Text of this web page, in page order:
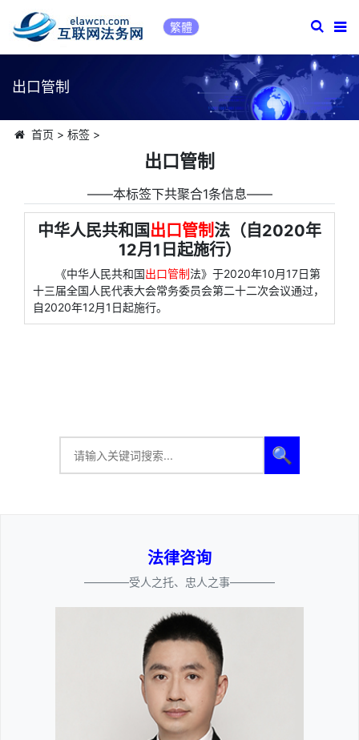
繁體
出口管制
首页 > 标签>
出口管制
――本标签下共聚合1条信息――
中华人民共和国 出口管制法（自2020年
12月1日起施行）
《中华人民共和国出口管制法》于2020年10月17日第
十三届全国人民代表大会常务委员会第二十二次会议通过，
自2020年12月1日起施行。
🔍
法律咨询
————受人之托、忠人之事————